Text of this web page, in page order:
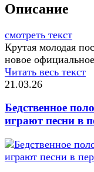
Описание
смотреть текст
Крутая молодая
новое
Читать весь текст
21.03.26
Бедственное
играют песни в